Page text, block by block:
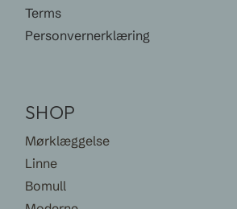
Terms
Personvernerklæring
SHOP
Mørklæggelse
Linne
Bomull